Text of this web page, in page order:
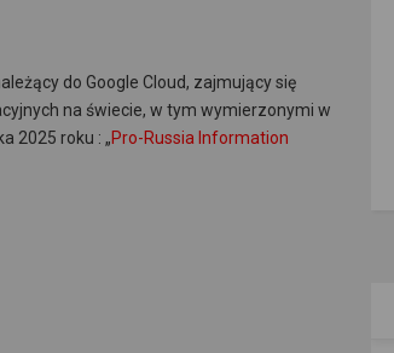
do Google Cloud, zajmujący się
na świecie, w tym wymierzonymi w
2025 roku : „Pro-Russia Information